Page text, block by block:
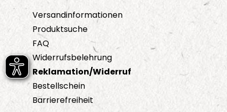
Versandinformationen
Produktsuche
FAQ
Widerrufsbelehrung
Reklamation/Widerruf
Bestellschein
Barrierefreiheit